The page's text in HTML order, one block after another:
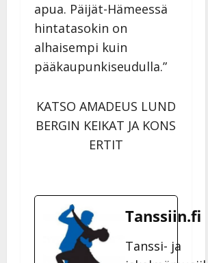
apua. Päijät-Hämeessä
hintatasokin on
alhaisempi kuin
pääkaupunkiseudulla.”
KATSO AMADEUS LUND
BERGIN KEIKAT JA KONS
ERTIT
Tanssiin.fi
Tanssi- ja